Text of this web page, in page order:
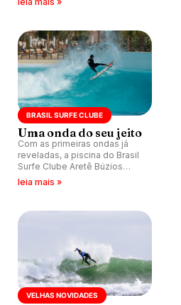
Stones no Maracanã.
BRASIL SURFE CLUBE
Uma onda do seu jeito
Com as primeiras ondas já
reveladas, a piscina do Brasil
Surfe Clube Aretê Búzios
entrega um cardápio de
leia mais »
VELHAS NOVIDADES